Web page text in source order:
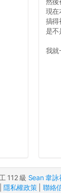
現在
搞得
是不
我
112 級 Sean 韋詠
隱私權政策| 聯絡